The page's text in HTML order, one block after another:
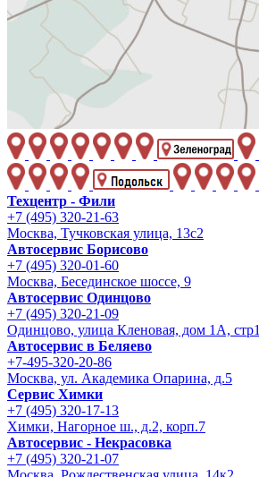
Техцентр - Фили
+7 (495) 320-21-63
Москва, Тучковская улица, 13с2
Автосервис Борисово
+7 (495) 320-01-60
Москва, Бесединское шоссе, 9
Автосервис Одинцово
+7 (495) 320-21-09
Одинцово, улица Кленовая, дом 1А, стр1
Автосервис в Беляево
+7-495-320-20-86
Москва, ул. Академика Опарина, д.5
Сервис Химки
+7 (495) 320-17-13
Химки, Нагорное ш., д.2, корп.7
Автосервис - Некрасовка
+7 (495) 320-21-07